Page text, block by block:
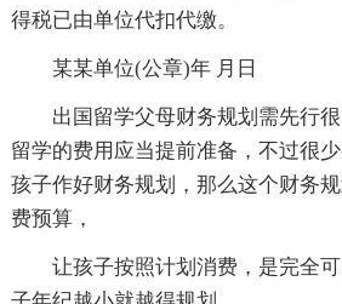
得税已由单位代扣代缴。
某某单位(公章)年 月日
出国留学父母财务规划需先行
留学的费用应当提前准备，不过很
孩子作好财务规划，那么这个财务
费预算，
让孩子按照计划消费，是完全